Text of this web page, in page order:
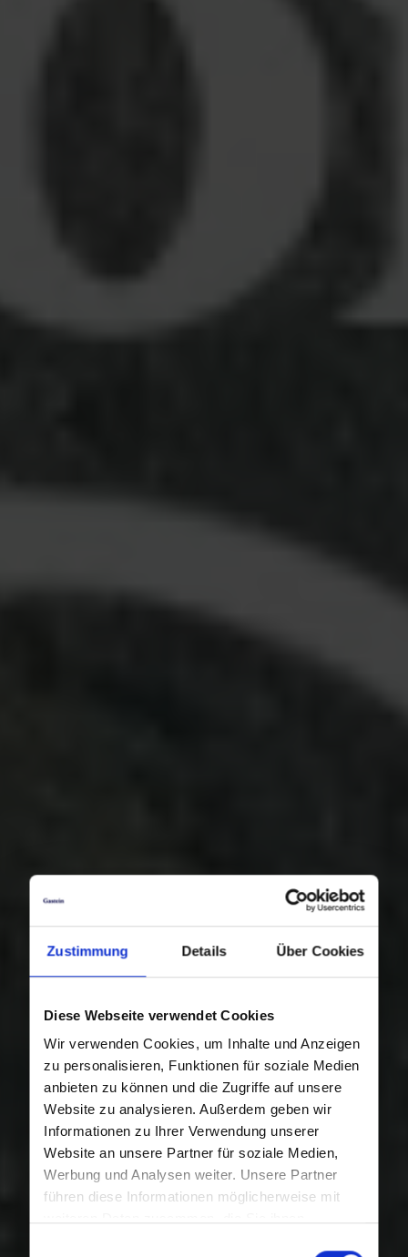
Zustimmung Details Über Cookies
Diese Webseite verwendet Cookies
Wir verwenden Cookies, um Inhalte und Anzeigen
zu personalisieren, Funktionen für soziale Medien
anbieten zu können und die Zugriffe auf unsere
Website zu analysieren. Außerdem geben wir
Informationen zu Ihrer Verwendung unserer
Website an unsere Partner für soziale Medien,
Werbung und Analysen weiter. Unsere Partner
führen diese Informationen möglicherweise mit